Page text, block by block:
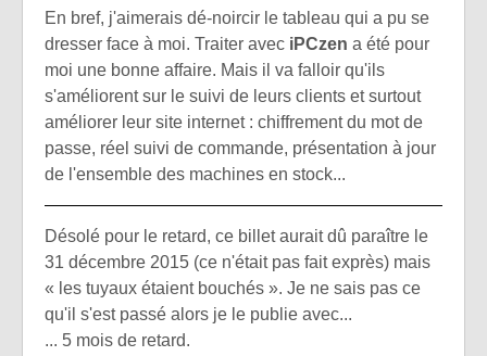
En bref, j'aimerais dé-noircir le tableau qui a pu se
dresser face à moi. Traiter avec iPCzen a été pour
moi une bonne affaire. Mais il va falloir qu'ils
s'améliorent sur le suivi de leurs clients et surtout
améliorer leur site internet : chiffrement du mot de
passe, réel suivi de commande, présentation à jour
de l'ensemble des machines en stock...
Désolé pour le retard, ce billet aurait dû paraître le
31 décembre 2015 (ce n'était pas fait exprès) mais
« les tuyaux étaient bouchés ». Je ne sais pas ce
qu'il s'est passé alors je le publie avec...
... 5 mois de retard.